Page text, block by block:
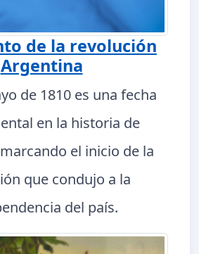
de la revolución
Argentina
de 1810 es una fecha
en la historia de
el inicio de la
que condujo a la
del país.